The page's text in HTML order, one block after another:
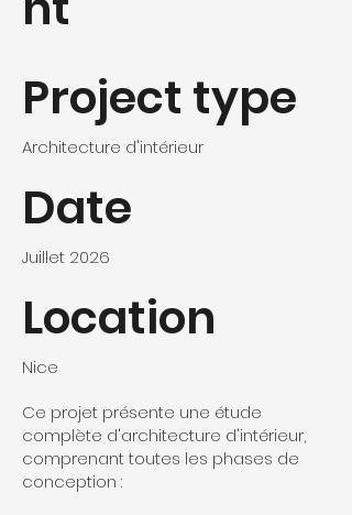
Project type
Architecture d'intérieur
Date
Juillet 2026
Location
Nice
Ce projet présente une étude
complète d'architecture d'intérieur,
comprenant toutes les phases de
conception :